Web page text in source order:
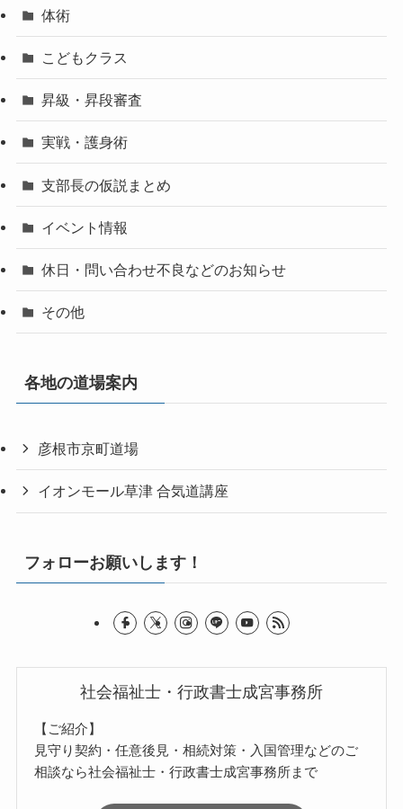
体術
こどもクラス
昇級・昇段審査
実戦・護身術
支部長の仮説まとめ
イベント情報
休日・問い合わせ不良などのお知らせ
その他
各地の道場案内
彦根市京町道場
イオンモール草津 合気道講座
フォローお願いします！
社会福祉士・行政書士成宮事務所
【ご紹介】
見守り契約・任意後見・相続対策・入国管理などのご
相談なら社会福祉士・行政書士成宮事務所まで